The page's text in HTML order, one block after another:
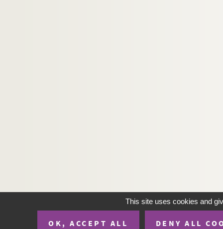
This site uses cookies and
OK, ACCEPT ALL DENY ALL